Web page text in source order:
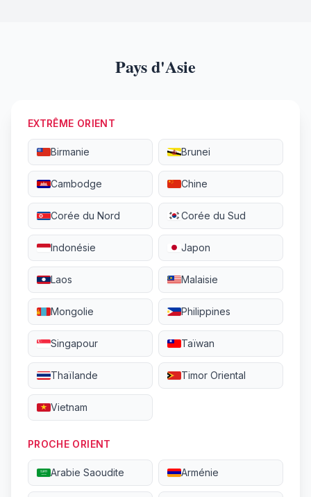
Pays d'Asie
EXTRÊME ORIENT
Birmanie Brunei
Cambodge Chine
Corée du Nord Corée du Sud
Indonésie Japon
Laos Malaisie
Mongolie Philippines
Singapour Taïwan
Thaïlande Timor Oriental
Vietnam
PROCHE ORIENT
Arabie Saoudite Arménie